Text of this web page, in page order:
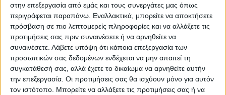
στην επεξεργασία από εμάς και τους συνεργάτες μας όπως
περιγράφεται παραπάνω. Εναλλακτικά, μπορείτε να αποκτήσετε
πρόσβαση σε πιο λεπτομερείς πληροφορίες και να αλλάξετε τις
προτιμήσεις σας πριν συναινέσετε ή να αρνηθείτε να
συναινέσετε. Λάβετε υπόψη ότι κάποια επεξεργασία των
προσωπικών σας δεδομένων ενδέχεται να μην απαιτεί τη
συγκατάθεσή σας, αλλά έχετε το δικαίωμα να αρνηθείτε αυτήν
την επεξεργασία. Οι προτιμήσεις σας θα ισχύουν μόνο για αυτόν
τον ιστότοπο. Μπορείτε να αλλάξετε τις προτιμήσεις σας ή να
Μισθώσεις μηχανημάτων, αποκαταστάσεις
οδικού δικτύου, κατεδαφίσεις κτιρίων λόγω
Daniel, καθαρισμοί καναλιών άρδευσης,
προμήθεια χαλικιών 3Α για αποκαταστάσεις
δρόμων, αποκαταστάσεις αγροτικής
οδοποιίας, προμήθεια σωλήνων άρδευσης,
καθαρισμοί αγωγών ομβρίων, πρόσληψη